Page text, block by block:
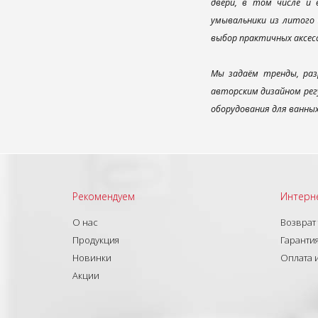
двери, в том числе и
умывальники из
выбор практичных
Мы задаём тренды,
авторским дизайном
оборудования для
Рекомендуем
О нас
Продукция
Новинки
Акции
Оплата